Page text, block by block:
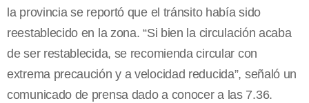
la provincia se reportó que el tránsito había sido
reestablecido en la zona. “Si bien la circulación acaba
de ser restablecida, se recomienda circular con
extrema precaución y a velocidad reducida”, señaló un
comunicado de prensa dado a conocer a las 7.36.